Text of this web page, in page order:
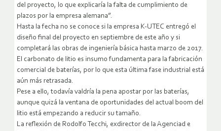
del proyecto, lo que explicaría la falta de cumplimiento de
plazos por la empresa alemana”.
Hasta la fecha no se conoce si la empresa K-UTEC entregó el
diseño final del proyecto en septiembre de este año y si
completará las obras de ingeniería básica hasta marzo de 2017.
El carbonato de litio es insumo fundamenta para la fabricación
comercial de baterías, por lo que esta última fase industrial está
aún más retrasada.
Pese a ello, todavía valdría la pena apostar por las baterías,
aunque quizá la ventana de oportunidades del actual boom del
litio está empezando a reducir su tamaño.
La reflexión de Rodolfo Tecchi, exdirector de la Agenciad e